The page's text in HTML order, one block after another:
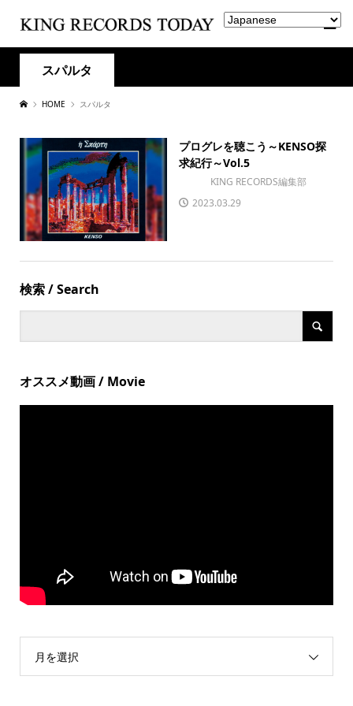
スパルタ
HOME スパルタ
プログレを聴こう～KENSO探
求紀行～Vol.5
KING RECORDS編集部
2023.03.29
検索 / Search
オススメ動画 / Movie
月を選択